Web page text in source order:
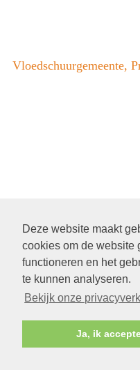
Deze website maakt
cookies om de website
functioneren en het
te kunnen analyseren.
Bekijk onze
Ja, ik
Vloedschuurgemeente,